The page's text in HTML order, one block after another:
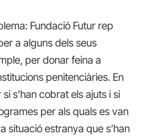
Fundació Futur rep
a alguns dels seus
per donar feina a
penitenciàries. En
s’han cobrat els ajuts i si
per als quals es van
situació estranya que s’han